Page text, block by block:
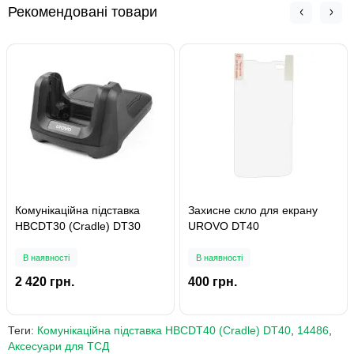
Рекомендовані товари
Комунікаційна підставка
HBCDT30 (Cradle) DT30
В наявності
2 420 грн.
Захисне скло для екрану
UROVO DT40
В наявності
400 грн.
Теги: Комунікаційна підставка HBCDT40 (Cradle) DT40, 14486,
Аксесуари для ТСД